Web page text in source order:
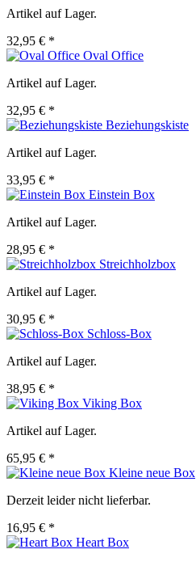
Artikel auf Lager.
32,95 € *
Oval Office
Artikel auf Lager.
32,95 € *
Beziehungskiste
Artikel auf Lager.
33,95 € *
Einstein Box
Artikel auf Lager.
28,95 € *
Streichholzbox
Artikel auf Lager.
30,95 € *
Schloss-Box
Artikel auf Lager.
38,95 € *
Viking Box
Artikel auf Lager.
65,95 € *
Kleine neue Box
Derzeit leider nicht lieferbar.
16,95 € *
Heart Box